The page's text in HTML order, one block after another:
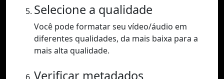
Selecione a qualidade
Você pode formatar seu vídeo/áudio em
diferentes qualidades, da mais baixa para a
mais alta qualidade.
Verificar metadados